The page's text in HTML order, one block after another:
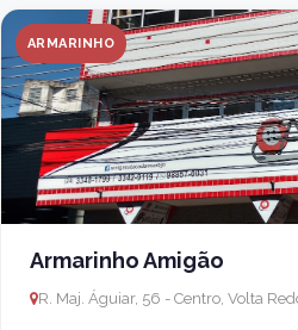
ARMARINHO
Armarinho Amigão
R. Maj. Águiar, 56 - Centro, Volta